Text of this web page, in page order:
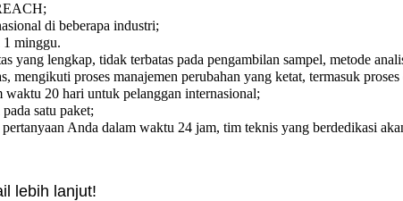
di beberapa industri;
minggu.
lengkap, tidak terbatas pada pengambilan sampel, metode
mengikuti proses manajemen perubahan yang ketat, termasuk
20 hari untuk pelanggan internasional;
satu paket;
Anda dalam waktu 24 jam, tim teknis yang berdedikasi
lebih lanjut!